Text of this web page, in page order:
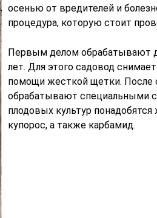
осенью от вредителей и
процедура, которую стоит
Первым делом обрабатывают
лет. Для этого садовод
помощи жесткой щетки. После
обрабатывают специальными
плодовых культур
купорос, а также карбамид.